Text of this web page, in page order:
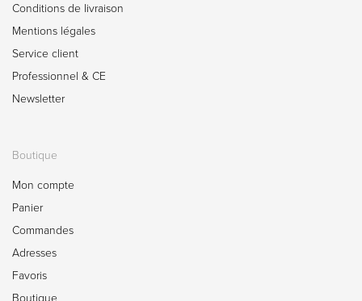
Conditions de livraison
Mentions légales
Service client
Professionnel & CE
Newsletter
Boutique
Mon compte
Panier
Commandes
Adresses
Favoris